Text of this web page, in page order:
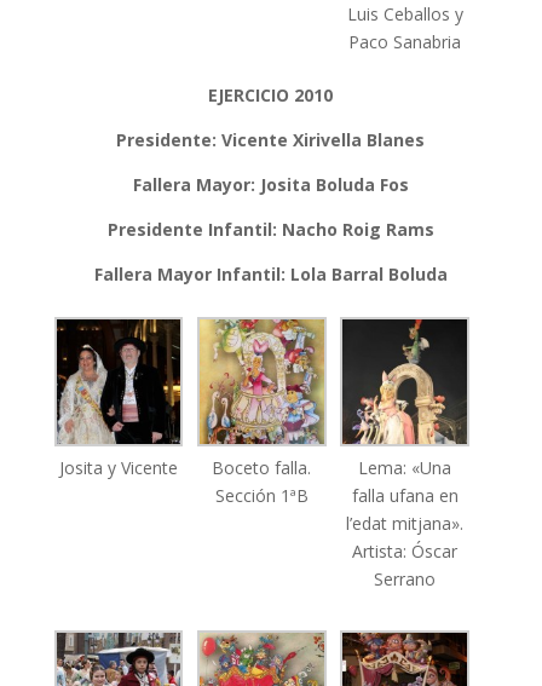
Luis Ceballos y
Paco Sanabria
EJERCICIO 2010
Presidente: Vicente Xirivella Blanes
Fallera Mayor: Josita Boluda Fos
Presidente Infantil: Nacho Roig Rams
Fallera Mayor Infantil: Lola Barral Boluda
Josita y Vicente
Boceto falla.
Sección 1ªB
Lema: «Una
falla ufana en
l’edat mitjana».
Artista: Óscar
Serrano